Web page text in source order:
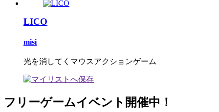
LICO
misi
光を消してくマウスアクションゲーム
フリーゲームイベント開催中！